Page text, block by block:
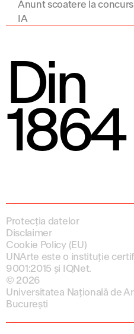
Anunt scoatere la
IA
Din
1864
Protecția datelor
Disclaimer
Cookie Policy (EU)
UNArte este o instituție
9001:2015 și IQNet.
© 2026
Universitatea Națională de
București